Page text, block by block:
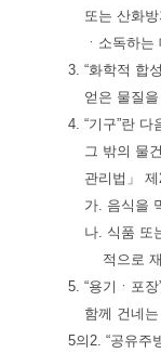
또는 산화
ㆍ소독하
3. “화학적 합
얻은 물질
4. “기구”란
그 밖의 물
관리법」
가. 음식을
나. 식품 또
적으로
5. “용기ㆍ포
함께 건네
5의2. “공유주